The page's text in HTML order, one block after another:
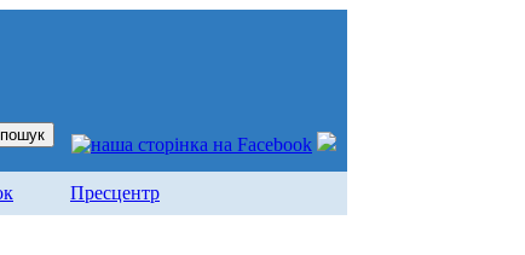
Пресцентр